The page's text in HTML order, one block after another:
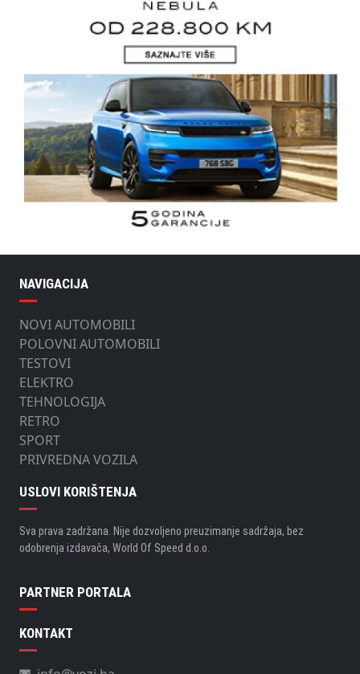
NAVIGACIJA
NOVI AUTOMOBILI
POLOVNI AUTOMOBILI
TESTOVI
ELEKTRO
TEHNOLOGIJA
RETRO
SPORT
PRIVREDNA VOZILA
USLOVI KORIŠTENJA
Sva prava zadržana. Nije dozvoljeno preuzimanje sadržaja, bez
odobrenja izdavača, World Of Speed d.o.o.
PARTNER PORTALA
KONTAKT